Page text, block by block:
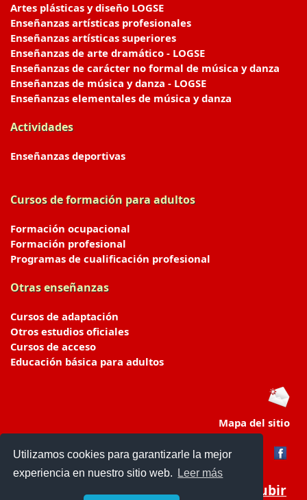
Utilizamos cookies para garantizarle la mejor
experiencia en nuestro sitio web.
Leer más
Artes plásticas y diseño LOGSE
Enseñanzas artísticas profesionales
Enseñanzas artísticas superiores
Enseñanzas de arte dramático - LOGSE
Enseñanzas de carácter no formal de música y danza
Enseñanzas de música y danza - LOGSE
Enseñanzas elementales de música y danza
Actividades
Enseñanzas deportivas
Cursos de formación para adultos
Formación ocupacional
Formación profesional
Programas de cualificación profesional
Otras enseñanzas
Cursos de adaptación
Otros estudios oficiales
Cursos de acceso
Educación básica para adultos
Mapa del sitio
Subir